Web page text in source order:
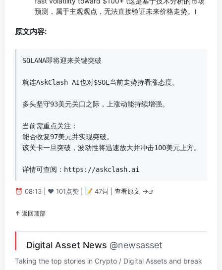
预测，属于主观观点，无法直接验证未来价格走势。)
原文内容:
SOLANA即将迎来关键突破
就连AskClash AI也对$SOL当前走势持看涨态度。
多头坚守93美元关口之际，上涨动能持续增强。
当前需重点关注：
能否收复97美元并实现突破。
该关卡一旦突破，波动性将迅速放大并冲击100美元上方。
详情可查阅：https://askclash.ai
⏰ 08:13 | ❤️ 101点赞 | 📝 47词 | 查看原文 →
↑ 返回顶部
Digital Asset News @newsasset
Taking the top stories in Crypto / Digital Assets and break